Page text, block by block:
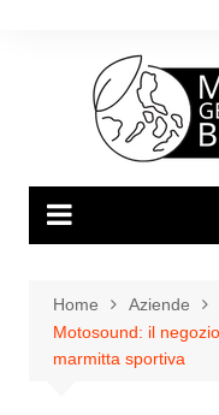
Home
Aziende
Motosound: il
marmitta sportiva